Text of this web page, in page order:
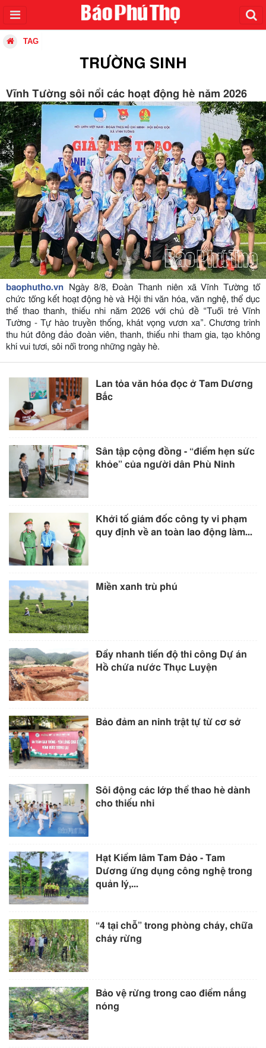
TAG
TRƯỜNG SINH
Vĩnh Tường sôi nổi các hoạt động hè năm 2026
baophutho.vn Ngày 8/8, Đoàn Thanh niên xã Vĩnh Tường tổ
chức tổng kết hoạt động hè và Hội thi văn hóa, văn nghệ, thể dục
thể thao thanh, thiếu nhi năm 2026 với chủ đề “Tuổi trẻ Vĩnh
Tường - Tự hào truyền thống, khát vọng vươn xa”. Chương trình
thu hút đông đảo đoàn viên, thanh, thiếu nhi tham gia, tạo không
khí vui tươi, sôi nổi trong những ngày hè.
Lan tỏa văn hóa đọc ở Tam Dương
Bắc
Sân tập cộng đồng - “điểm hẹn sức
khỏe” của người dân Phù Ninh
Khởi tố giám đốc công ty vi phạm
quy định về an toàn lao động làm...
Miền xanh trù phú
Đẩy nhanh tiến độ thi công Dự án
Hồ chứa nước Thục Luyện
Bảo đảm an ninh trật tự từ cơ sở
Sôi động các lớp thể thao hè dành
cho thiếu nhi
Hạt Kiểm lâm Tam Đảo - Tam
Dương ứng dụng công nghệ trong
quản lý,...
“4 tại chỗ” trong phòng cháy, chữa
cháy rừng
Bảo vệ rừng trong cao điểm nắng
nóng